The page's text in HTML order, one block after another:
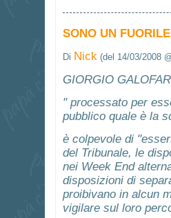
SONO UN
Di Nick(del 14/03/2008
GIORGIO
" processato per
pubblico quale è la
è colpevole di
del Tribunale, le
nei Week End
disposizioni di
proibivano in alcun
vigilare sul loro